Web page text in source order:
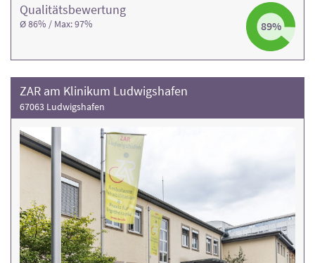
Qualitäts­bewertung
Ø 86% / Max: 97% 89%
ZAR am Klinikum Ludwigshafen
67063 Ludwigshafen